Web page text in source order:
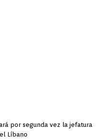
por segunda vez la jefatura
Líbano